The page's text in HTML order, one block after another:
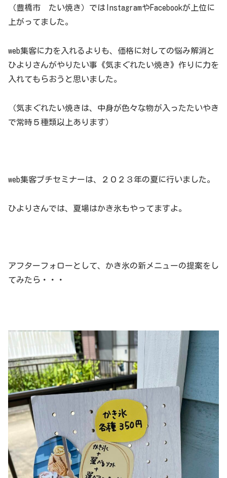
（豊橋市 たい焼き）ではInstagramやFacebookが上位に
上がってました。
web集客に力を入れるよりも、価格に対しての悩み解消と
ひよりさんがやりたい事《気まぐれたい焼き》作りに力を
入れてもらおうと思いました。
（気まぐれたい焼きは、中身が色々な物が入ったたいやき
で常時５種類以上あります）
web集客プチセミナーは、２０２３年の夏に行いました。
ひよりさんでは、夏場はかき氷もやってますよ。
アフターフォローとして、かき氷の新メニューの提案をし
てみたら・・・